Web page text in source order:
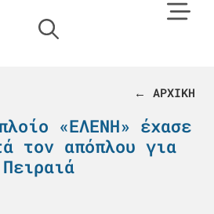
← ΑΡΧΙΚΗ
«ΕΛΕΝΗ» έχασε
τον απόπλου για
Πειραιά